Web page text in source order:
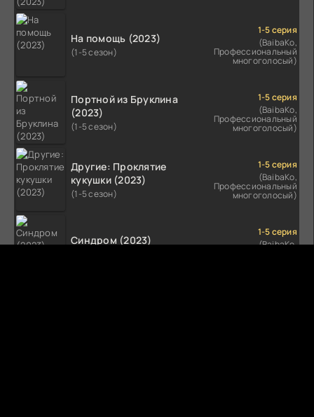
На помощь (2023)
(1-5 сезон)
1-5 серия
(BaibaKo,
Профессиональный
многоголосый)
Портной из Бруклина
(2023)
(1-5 сезон)
1-5 серия
(BaibaKo,
Профессиональный
многоголосый)
Другие: Проклятие
кукушки (2023)
(1-5 сезон)
1-5 серия
(BaibaKo,
Профессиональный
многоголосый)
Синдром (2023)
1-5 серия
(BaibaKo,